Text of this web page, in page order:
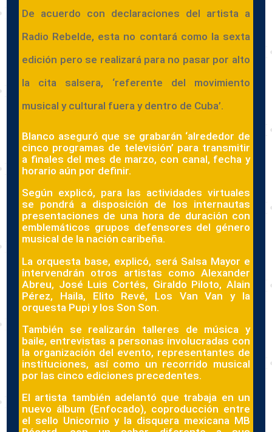
De acuerdo con declaraciones del artista a
Radio Rebelde, esta no contará como la sexta
edición pero se realizará para no pasar por alto
la cita salsera, ‘referente del movimiento
musical y cultural fuera y dentro de Cuba’.
Blanco aseguró que se grabarán ‘alrededor de
cinco programas de televisión’ para transmitir
a finales del mes de marzo, con canal, fecha y
horario aún por definir.
Según explicó, para las actividades virtuales
se pondrá a disposición de los internautas
presentaciones de una hora de duración con
emblemáticos grupos defensores del género
musical de la nación caribeña.
La orquesta base, explicó, será Salsa Mayor e
intervendrán otros artistas como Alexander
Abreu, José Luis Cortés, Giraldo Piloto, Alain
Pérez, Haila, Elito Revé, Los Van Van y la
orquesta Pupi y los Son Son.
También se realizarán talleres de música y
baile, entrevistas a personas involucradas con
la organización del evento, representantes de
instituciones, así como un recorrido musical
por las cinco ediciones precedentes.
El artista también adelantó que trabaja en un
nuevo álbum (Enfocado), coproducción entre
el sello Unicornio y la disquera mexicana MB